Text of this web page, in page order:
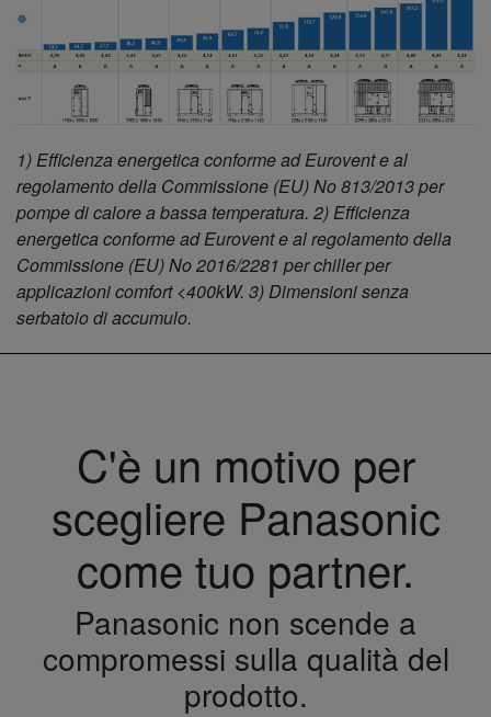
1) Efficienza energetica conforme ad Eurovent e al
regolamento della Commissione (EU) No 813/2013 per
pompe di calore a bassa temperatura. 2) Efficienza
energetica conforme ad Eurovent e al regolamento della
Commissione (EU) No 2016/2281 per chiller per
applicazioni comfort <400kW. 3) Dimensioni senza
serbatoio di accumulo.
C'è un motivo per
scegliere Panasonic
come tuo partner.
Panasonic non scende a
compromessi sulla qualità del
prodotto.